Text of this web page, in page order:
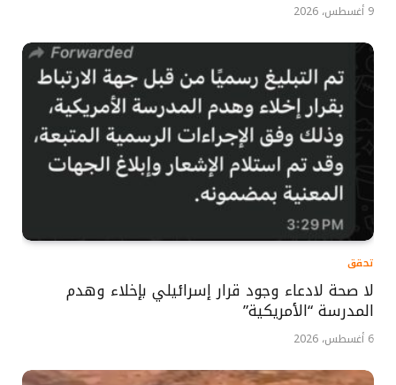
9 أغسطس، 2026
تحقق
لا صحة لادعاء وجود قرار إسرائيلي بإخلاء وهدم
المدرسة “الأمريكية”
6 أغسطس، 2026